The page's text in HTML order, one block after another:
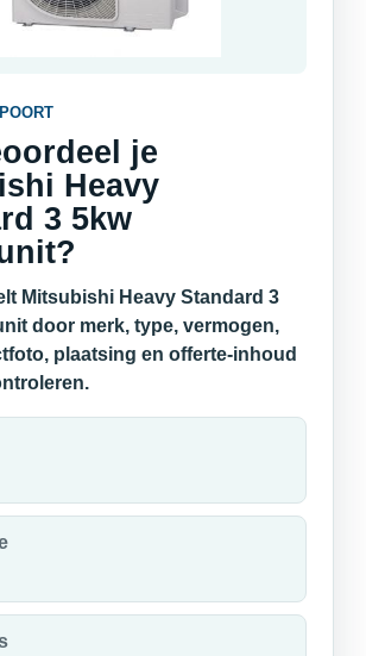
je
Heavy
3 5kw
Mitsubishi Heavy Standard 3
door merk, type, vermogen,
plaatsing en offerte-inhoud